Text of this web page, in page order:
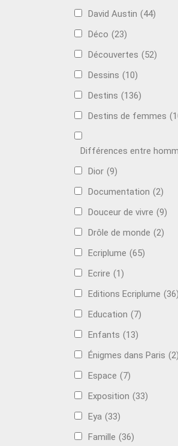
David Austin (44)
Déco (23)
Découvertes (52)
Dessins (10)
Destins (136)
Destins de femmes
Différences entre
Dior (9)
Documentation (2)
Douceur de vivre (9)
Drôle de monde (2)
Ecriplume (65)
Ecrire (1)
Editions Ecriplume (36)
Education (7)
Enfants (13)
Énigmes dans Paris (2)
Espace (7)
Exposition (33)
Eya (33)
Famille (36)